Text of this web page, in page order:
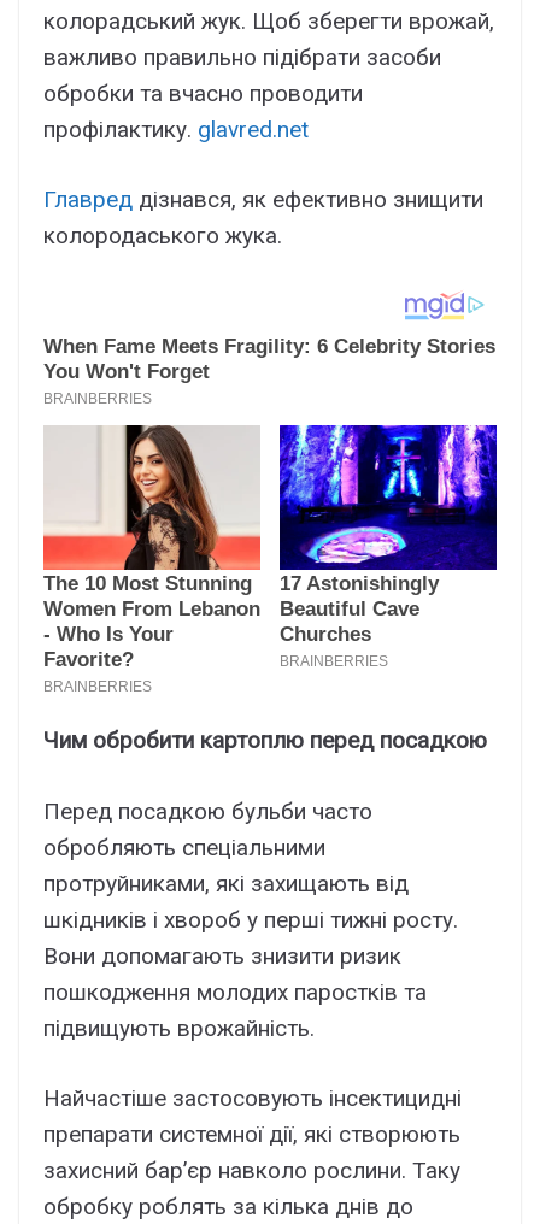
колорадський жук. Щоб зберегти врожай,
важливо правильно підібрати засоби
обробки та вчасно проводити
профілактику. glavred.net
Главред дізнався, як ефективно знищити
колородаського жука.
Чим обробити картоплю перед посадкою
Перед посадкою бульби часто
обробляють спеціальними
протруйниками, які захищають від
шкідників і хвороб у перші тижні росту.
Вони допомагають знизити ризик
пошкодження молодих паростків та
підвищують врожайність.
Найчастіше застосовують інсектицидні
препарати системної дії, які створюють
захисний бар’єр навколо рослини. Таку
обробку роблять за кілька днів до